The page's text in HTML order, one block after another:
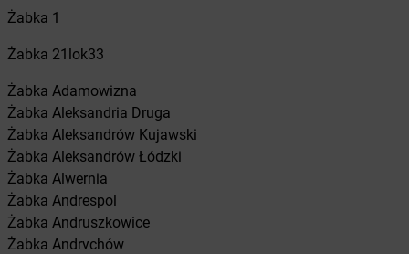
Żabka 1
Żabka 21lok33
Żabka Adamowizna
Żabka Aleksandria Druga
Żabka Aleksandrów Kujawski
Żabka Aleksandrów Łódzki
Żabka Alwernia
Żabka Andrespol
Żabka Andruszkowice
Żabka Andrychów